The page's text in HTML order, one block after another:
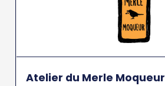
Atelier du Merle Moqueur